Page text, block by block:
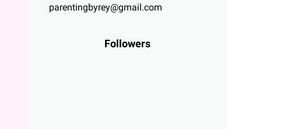
parentingbyrey@gmail.com
Followers